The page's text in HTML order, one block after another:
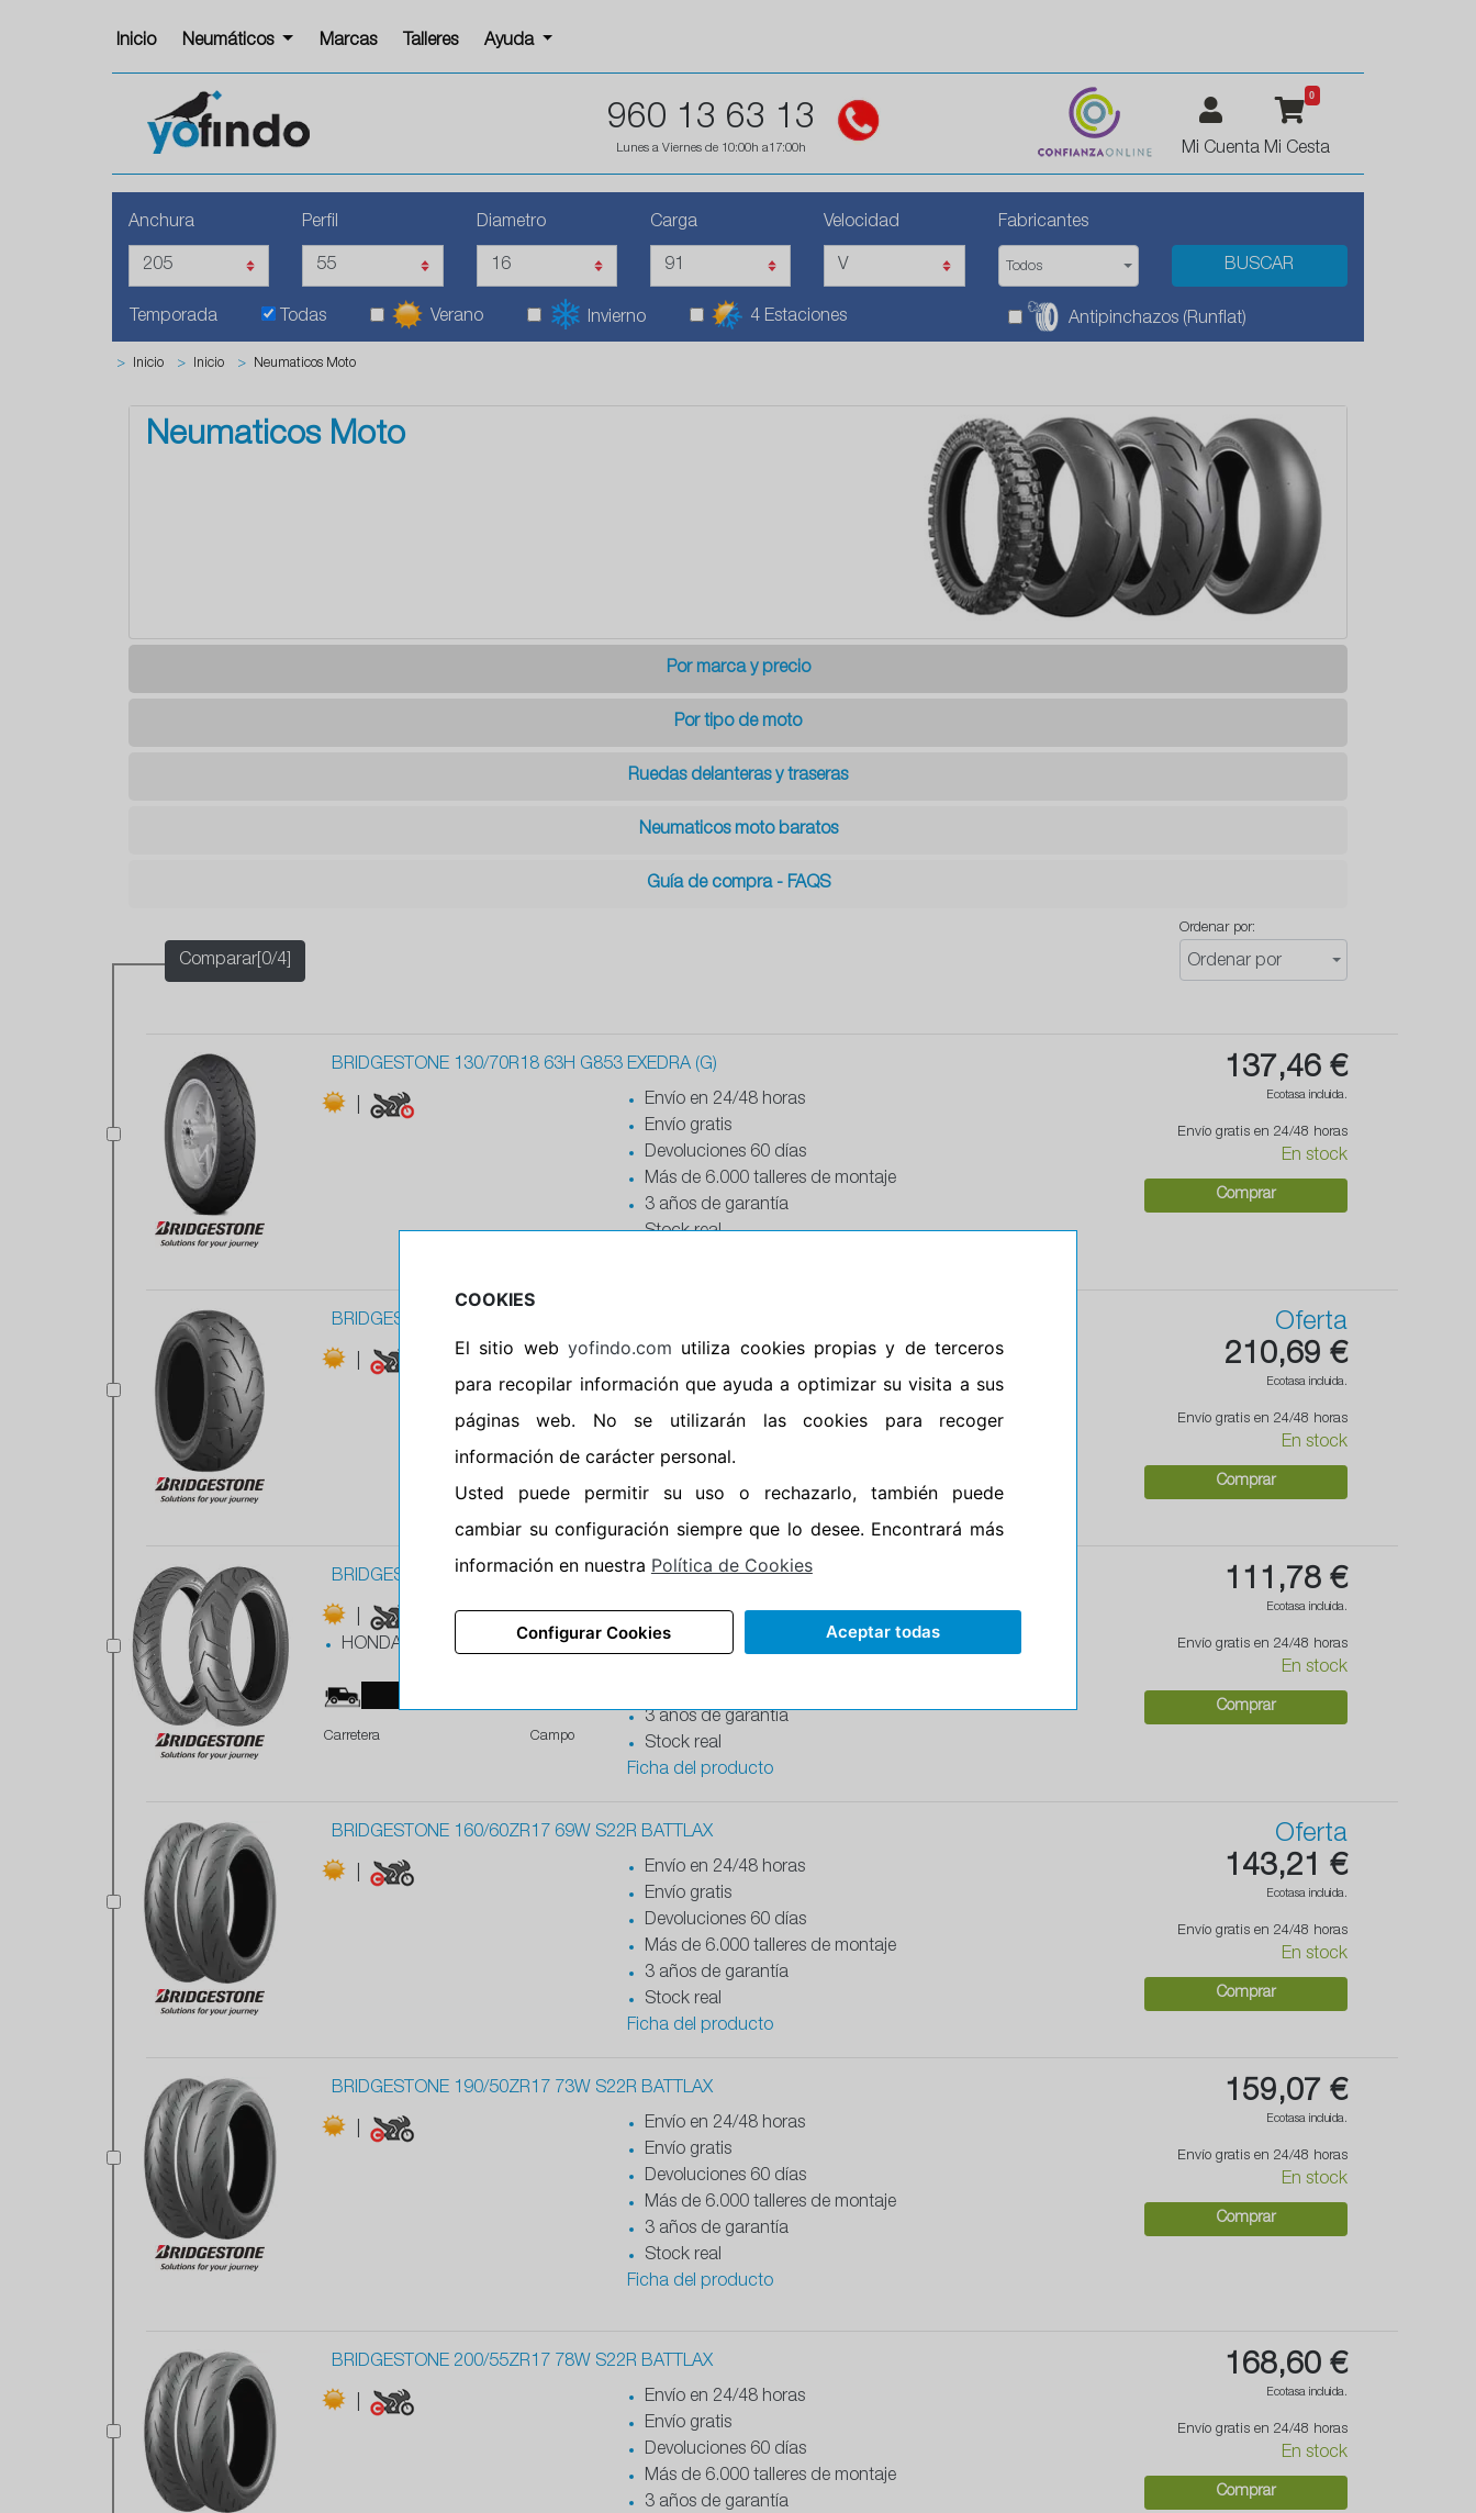
Inicio Neumáticos Marcas Talleres Ayuda
960 13 63 13
Lunes a Viernes de 10:00h a17:00h Mi Cuenta
0
Mi Cesta
Anchura Perfil Diametro Carga Velocidad Fabricantes
Todos
Temporada Todas Verano Invierno 4 Estaciones Antipinchazos (Runflat)
> Inicio > Inicio > Neumaticos Moto
Neumaticos Moto
Por marca y precio
Por tipo de moto
Ruedas delanteras y traseras
Neumaticos moto baratos
Guía de compra - FAQS
Comparar[0/4]
Ordenar por:
Ordenar por
BRIDGESTONE 130/70R18 63H G853 EXEDRA (G)
Envío en 24/48 horas
Envío gratis
Devoluciones 60 días
Más de 6.000 talleres de montaje
3 años de garantía
Stock real
137,46 €
Ecotasa incluida.
Envío gratis en 24/48 horas
En stock
Comprar
BRIDGESTONE 200/55R16 77H G852 EXEDRA (G)
Envío en 24/48 horas
Envío gratis
Devoluciones 60 días
Más de 6.000 talleres de montaje
3 años de garantía
Stock real
Oferta
210,69 €
Ecotasa incluida.
Envío gratis en 24/48 horas
En stock
Comprar
BRIDGESTONE 90/90-21 54H TT A41F BATTLAX ADVENTURE G
HONDA
Carretera Campo
Envío en 24/48 horas
Envío gratis
3 años de garantía
Stock real
Ficha del producto
111,78 €
Ecotasa incluida.
Envío gratis en 24/48 horas
En stock
Comprar
BRIDGESTONE 160/60ZR17 69W S22R BATTLAX
Envío en 24/48 horas
Envío gratis
Devoluciones 60 días
Más de 6.000 talleres de montaje
3 años de garantía
Stock real
Ficha del producto
Oferta
143,21 €
Ecotasa incluida.
Envío gratis en 24/48 horas
En stock
Comprar
BRIDGESTONE 190/50ZR17 73W S22R BATTLAX
Envío en 24/48 horas
Envío gratis
Devoluciones 60 días
Más de 6.000 talleres de montaje
3 años de garantía
Stock real
Ficha del producto
159,07 €
Ecotasa incluida.
Envío gratis en 24/48 horas
En stock
Comprar
BRIDGESTONE 200/55ZR17 78W S22R BATTLAX
Envío en 24/48 horas
Envío gratis
Devoluciones 60 días
Más de 6.000 talleres de montaje
3 años de garantía
168,60 €
Ecotasa incluida.
Envío gratis en 24/48 horas
En stock
Comprar
COOKIES
El sitio web yofindo.com utiliza cookies propias y de terceros
para recopilar información que ayuda a optimizar su visita a sus
páginas web. No se utilizarán las cookies para recoger
información de carácter personal.
Usted puede permitir su uso o rechazarlo, también puede
cambiar su configuración siempre que lo desee. Encontrará más
información en nuestra Política de Cookies
Configurar Cookies Aceptar todas